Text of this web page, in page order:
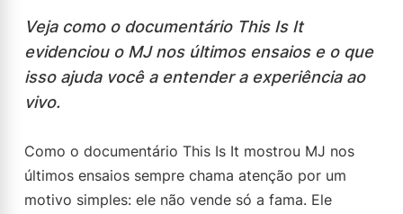
Veja como o documentário This Is It
evidenciou o MJ nos últimos ensaios e o que
isso ajuda você a entender a experiência ao
vivo.
Como o documentário This Is It mostrou MJ nos
últimos ensaios sempre chama atenção por um
motivo simples: ele não vende só a fama. Ele